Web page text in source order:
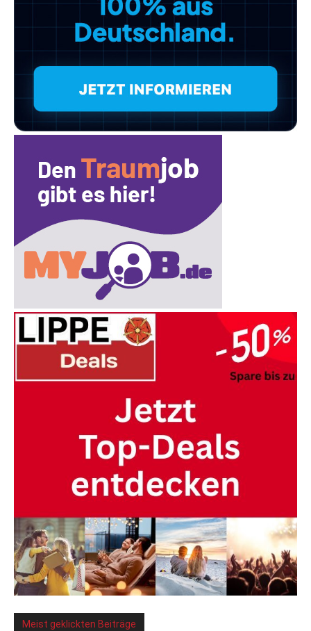
Meist geklickten Beiträge